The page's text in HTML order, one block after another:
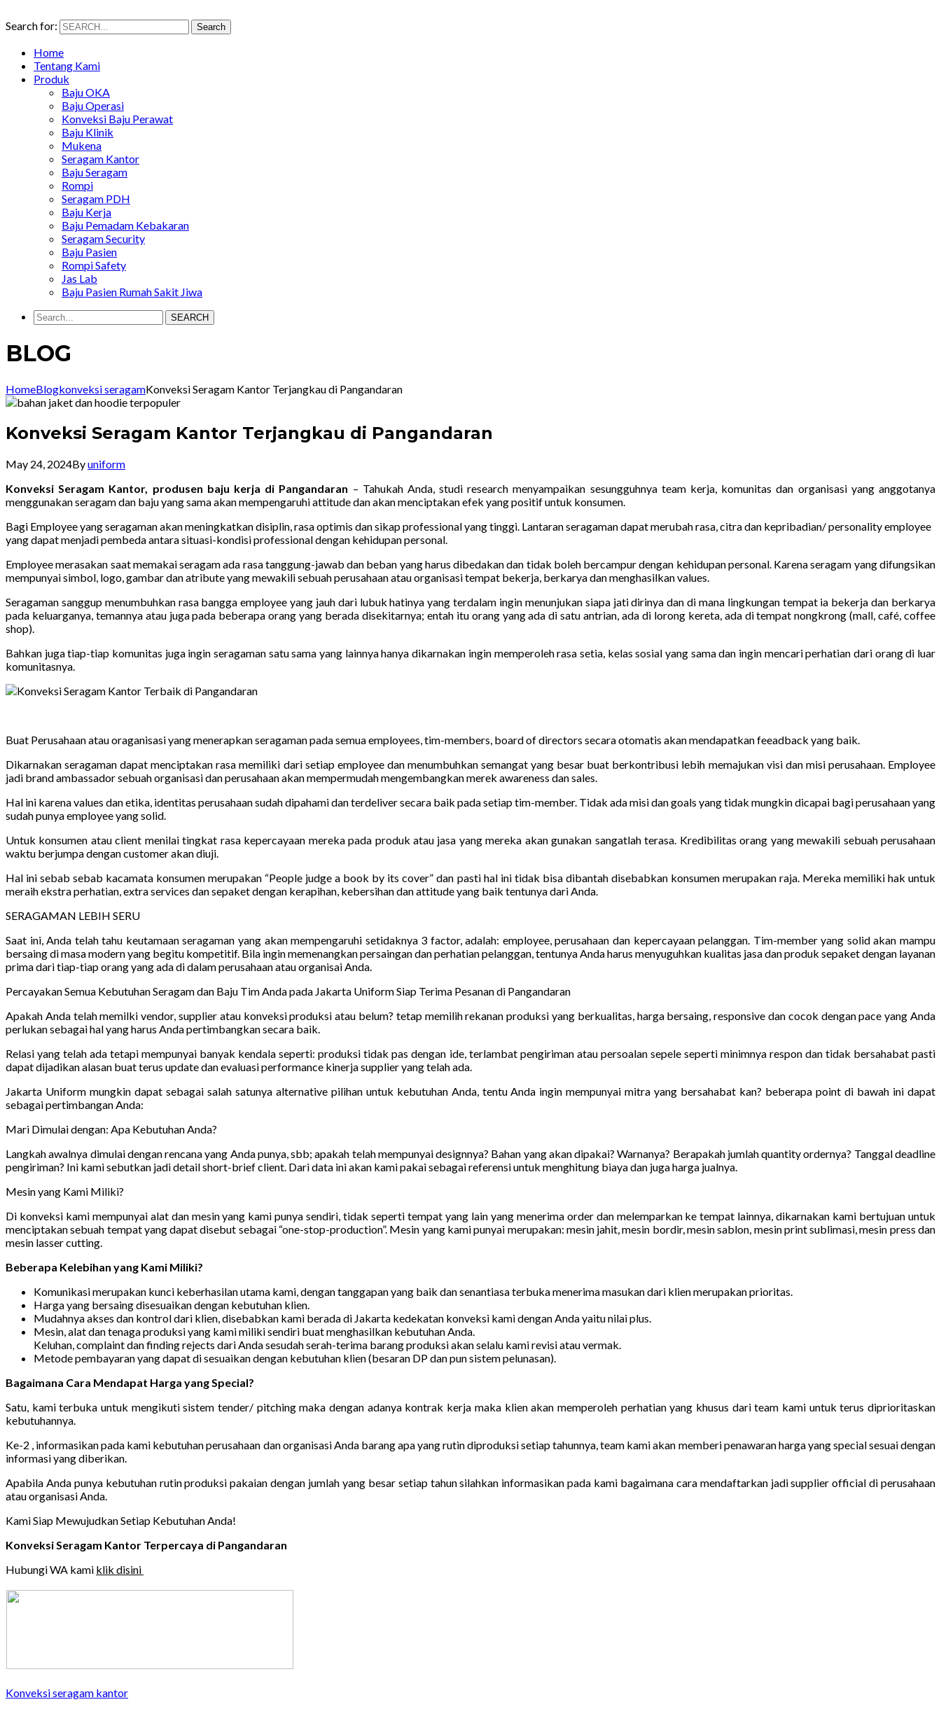
Search for: Search
Home
Tentang Kami
Produk
Baju OKA
Baju Operasi
Konveksi Baju Perawat
Baju Klinik
Mukena
Seragam Kantor
Baju Seragam
Rompi
Seragam PDH
Baju Kerja
Baju Pemadam Kebakaran
Seragam Security
Baju Pasien
Rompi Safety
Jas Lab
Baju Pasien Rumah Sakit Jiwa
SEARCH
BLOG
HomeBlogkonveksi seragamKonveksi Seragam Kantor Terjangkau di Pangandaran
Konveksi Seragam Kantor Terjangkau di Pangandaran
May 24, 2024Byuniform
Konveksi Seragam Kantor, produsen baju kerja di Pangandaran – Tahukah Anda, studi research menyampaikan sesungguhnya team kerja, komunitas dan organisasi yang anggotanya
menggunakan seragam dan baju yang sama akan mempengaruhi attitude dan akan menciptakan efek yang positif untuk konsumen.
Bagi Employee yang seragaman akan meningkatkan disiplin, rasa optimis dan sikap professional yang tinggi. Lantaran seragaman dapat merubah rasa, citra dan kepribadian/ personality employee
yang dapat menjadi pembeda antara situasi-kondisi professional dengan kehidupan personal.
Employee merasakan saat memakai seragam ada rasa tanggung-jawab dan beban yang harus dibedakan dan tidak boleh bercampur dengan kehidupan personal. Karena seragam yang difungsikan
mempunyai simbol, logo, gambar dan atribute yang mewakili sebuah perusahaan atau organisasi tempat bekerja, berkarya dan menghasilkan values.
Seragaman sanggup menumbuhkan rasa bangga employee yang jauh dari lubuk hatinya yang terdalam ingin menunjukan siapa jati dirinya dan di mana lingkungan tempat ia bekerja dan berkarya
pada keluarganya, temannya atau juga pada beberapa orang yang berada disekitarnya; entah itu orang yang ada di satu antrian, ada di lorong kereta, ada di tempat nongkrong (mall, café, coffee
shop).
Bahkan juga tiap-tiap komunitas juga ingin seragaman satu sama yang lainnya hanya dikarnakan ingin memperoleh rasa setia, kelas sosial yang sama dan ingin mencari perhatian dari orang di luar
komunitasnya.
Buat Perusahaan atau oraganisasi yang menerapkan seragaman pada semua employees, tim-members, board of directors secara otomatis akan mendapatkan feeadback yang baik.
Dikarnakan seragaman dapat menciptakan rasa memiliki dari setiap employee dan menumbuhkan semangat yang besar buat berkontribusi lebih memajukan visi dan misi perusahaan. Employee
jadi brand ambassador sebuah organisasi dan perusahaan akan mempermudah mengembangkan merek awareness dan sales.
Hal ini karena values dan etika, identitas perusahaan sudah dipahami dan terdeliver secara baik pada setiap tim-member. Tidak ada misi dan goals yang tidak mungkin dicapai bagi perusahaan yang
sudah punya employee yang solid.
Untuk konsumen atau client menilai tingkat rasa kepercayaan mereka pada produk atau jasa yang mereka akan gunakan sangatlah terasa. Kredibilitas orang yang mewakili sebuah perusahaan
waktu berjumpa dengan customer akan diuji.
Hal ini sebab sebab kacamata konsumen merupakan “People judge a book by its cover” dan pasti hal ini tidak bisa dibantah disebabkan konsumen merupakan raja. Mereka memiliki hak untuk
meraih ekstra perhatian, extra services dan sepaket dengan kerapihan, kebersihan dan attitude yang baik tentunya dari Anda.
SERAGAMAN LEBIH SERU
Saat ini, Anda telah tahu keutamaan seragaman yang akan mempengaruhi setidaknya 3 factor, adalah: employee, perusahaan dan kepercayaan pelanggan. Tim-member yang solid akan mampu
bersaing di masa modern yang begitu kompetitif. Bila ingin memenangkan persaingan dan perhatian pelanggan, tentunya Anda harus menyuguhkan kualitas jasa dan produk sepaket dengan layanan
prima dari tiap-tiap orang yang ada di dalam perusahaan atau organisai Anda.
Percayakan Semua Kebutuhan Seragam dan Baju Tim Anda pada Jakarta Uniform Siap Terima Pesanan di Pangandaran
Apakah Anda telah memilki vendor, supplier atau konveksi produksi atau belum? tetap memilih rekanan produksi yang berkualitas, harga bersaing, responsive dan cocok dengan pace yang Anda
perlukan sebagai hal yang harus Anda pertimbangkan secara baik.
Relasi yang telah ada tetapi mempunyai banyak kendala seperti: produksi tidak pas dengan ide, terlambat pengiriman atau persoalan sepele seperti minimnya respon dan tidak bersahabat pasti
dapat dijadikan alasan buat terus update dan evaluasi performance kinerja supplier yang telah ada.
Jakarta Uniform mungkin dapat sebagai salah satunya alternative pilihan untuk kebutuhan Anda, tentu Anda ingin mempunyai mitra yang bersahabat kan? beberapa point di bawah ini dapat
sebagai pertimbangan Anda:
Mari Dimulai dengan: Apa Kebutuhan Anda?
Langkah awalnya dimulai dengan rencana yang Anda punya, sbb; apakah telah mempunyai designnya? Bahan yang akan dipakai? Warnanya? Berapakah jumlah quantity ordernya? Tanggal deadline
pengiriman? Ini kami sebutkan jadi detail short-brief client. Dari data ini akan kami pakai sebagai referensi untuk menghitung biaya dan juga harga jualnya.
Mesin yang Kami Miliki?
Di konveksi kami mempunyai alat dan mesin yang kami punya sendiri, tidak seperti tempat yang lain yang menerima order dan melemparkan ke tempat lainnya, dikarnakan kami bertujuan untuk
menciptakan sebuah tempat yang dapat disebut sebagai “one-stop-production”. Mesin yang kami punyai merupakan: mesin jahit, mesin bordir, mesin sablon, mesin print sublimasi, mesin press dan
mesin lasser cutting.
Beberapa Kelebihan yang Kami Miliki?
Komunikasi merupakan kunci keberhasilan utama kami, dengan tanggapan yang baik dan senantiasa terbuka menerima masukan dari klien merupakan prioritas.
Harga yang bersaing disesuaikan dengan kebutuhan klien.
Mudahnya akses dan kontrol dari klien, disebabkan kami berada di Jakarta kedekatan konveksi kami dengan Anda yaitu nilai plus.
Mesin, alat dan tenaga produksi yang kami miliki sendiri buat menghasilkan kebutuhan Anda.
Keluhan, complaint dan finding rejects dari Anda sesudah serah-terima barang produksi akan selalu kami revisi atau vermak.
Metode pembayaran yang dapat di sesuaikan dengan kebutuhan klien (besaran DP dan pun sistem pelunasan).
Bagaimana Cara Mendapat Harga yang Special?
Satu, kami terbuka untuk mengikuti sistem tender/ pitching maka dengan adanya kontrak kerja maka klien akan memperoleh perhatian yang khusus dari team kami untuk terus diprioritaskan
kebutuhannya.
Ke-2 , informasikan pada kami kebutuhan perusahaan dan organisasi Anda barang apa yang rutin diproduksi setiap tahunnya, team kami akan memberi penawaran harga yang special sesuai dengan
informasi yang diberikan.
Apabila Anda punya kebutuhan rutin produksi pakaian dengan jumlah yang besar setiap tahun silahkan informasikan pada kami bagaimana cara mendaftarkan jadi supplier official di perusahaan
atau organisasi Anda.
Kami Siap Mewujudkan Setiap Kebutuhan Anda!
Konveksi Seragam Kantor Terpercaya di Pangandaran
Hubungi WA kami klik disini
Konveksi seragam kantor